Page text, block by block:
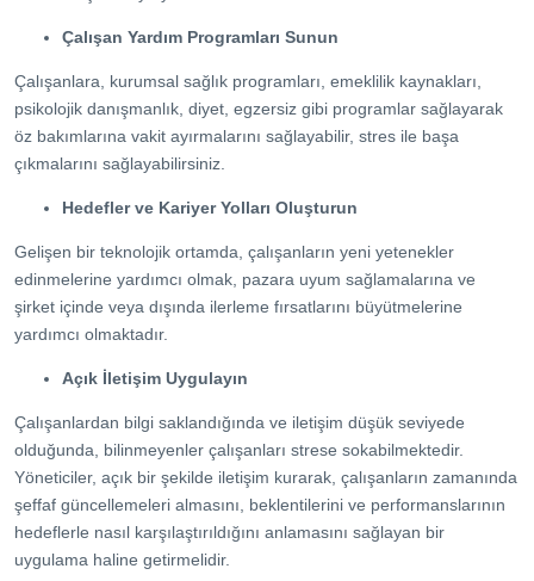
Çalışan Yardım Programları Sunun
Çalışanlara, kurumsal sağlık programları, emeklilik kaynakları,
psikolojik danışmanlık, diyet, egzersiz gibi programlar sağlayarak
öz bakımlarına vakit ayırmalarını sağlayabilir, stres ile başa
çıkmalarını sağlayabilirsiniz.
Hedefler ve Kariyer Yolları Oluşturun
Gelişen bir teknolojik ortamda, çalışanların yeni yetenekler
edinmelerine yardımcı olmak, pazara uyum sağlamalarına ve
şirket içinde veya dışında ilerleme fırsatlarını büyütmelerine
yardımcı olmaktadır.
Açık İletişim Uygulayın
Çalışanlardan bilgi saklandığında ve iletişim düşük seviyede
olduğunda, bilinmeyenler çalışanları strese sokabilmektedir.
Yöneticiler, açık bir şekilde iletişim kurarak, çalışanların zamanında
şeffaf güncellemeleri almasını, beklentilerini ve performanslarının
hedeflerle nasıl karşılaştırıldığını anlamasını sağlayan bir
uygulama haline getirmelidir.